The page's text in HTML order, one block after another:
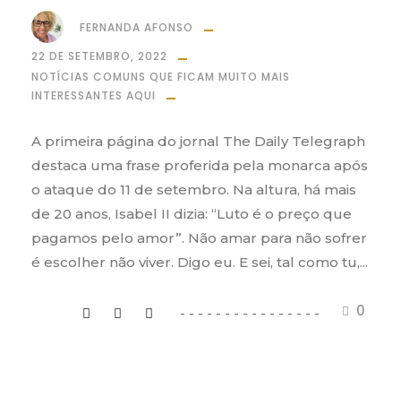
0
FERNANDA AFONSO
22 DE SETEMBRO, 2022
NOTÍCIAS COMUNS QUE FICAM MUITO MAIS
INTERESSANTES AQUI
A primeira página do jornal The Daily Telegraph
destaca uma frase proferida pela monarca após
o ataque do 11 de setembro. Na altura, há mais
de 20 anos, Isabel II dizia: “Luto é o preço que
pagamos pelo amor”. Não amar para não sofrer
é escolher não viver. Digo eu. E sei, tal como tu,...